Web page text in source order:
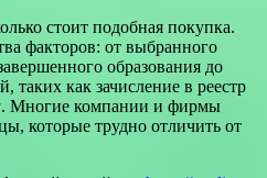
стоит подобная покупка.
факторов: от выбранного
образования до
как зачисление в реестр
. Многие компании и фирмы
которые трудно отличить от